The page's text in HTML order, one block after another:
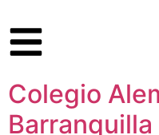
Colegio